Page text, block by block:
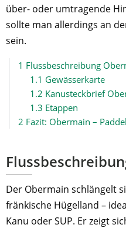
über- oder umtragende
sollte man allerdings an
sein.
1 Flussbeschreibung
1.1 Gewässerkarte
1.2 Kanusteckbrief
1.3 Etappen
2 Fazit: Obermain –
Der Obermain schlängelt
fränkische Hügelland –
Kanu oder SUP. Er zeigt